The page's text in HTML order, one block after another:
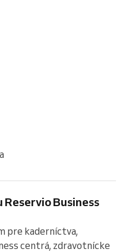
Business
pre kaderníctva,
centrá, zdravotnícke